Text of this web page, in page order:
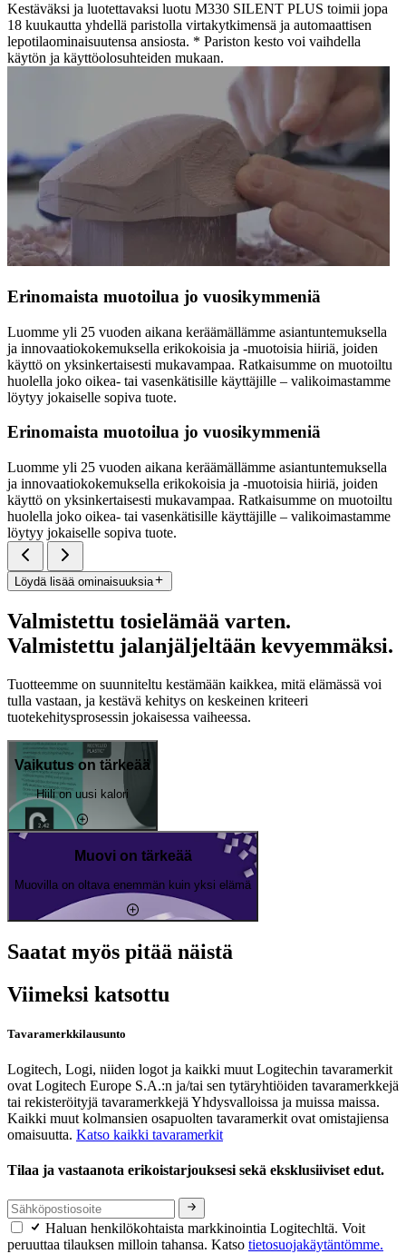
Kestäväksi ja luotettavaksi luotu M330 SILENT PLUS toimii jopa
18 kuukautta yhdellä paristolla virtakytkimensä ja automaattisen
lepotilaominaisuutensa ansiosta. * Pariston kesto voi vaihdella
käytön ja käyttöolosuhteiden mukaan.
Erinomaista muotoilua jo vuosikymmeniä
Luomme yli 25 vuoden aikana keräämällämme asiantuntemuksella
ja innovaatiokokemuksella erikokoisia ja -muotoisia hiiriä, joiden
käyttö on yksinkertaisesti mukavampaa. Ratkaisumme on muotoiltu
huolella joko oikea- tai vasenkätisille käyttäjille – valikoimastamme
löytyy jokaiselle sopiva tuote.
Erinomaista muotoilua jo vuosikymmeniä
Luomme yli 25 vuoden aikana keräämällämme asiantuntemuksella
ja innovaatiokokemuksella erikokoisia ja -muotoisia hiiriä, joiden
käyttö on yksinkertaisesti mukavampaa. Ratkaisumme on muotoiltu
huolella joko oikea- tai vasenkätisille käyttäjille – valikoimastamme
löytyy jokaiselle sopiva tuote.
Löydä lisää ominaisuuksia
Valmistettu tosielämää varten.
Valmistettu jalanjäljeltään kevyemmäksi.
Tuotteemme on suunniteltu kestämään kaikkea, mitä elämässä voi
tulla vastaan, ja kestävä kehitys on keskeinen kriteeri
tuotekehitysprosessin jokaisessa vaiheessa.
Vaikutus on tärkeää
Hiili on uusi kalori
Muovi on tärkeää
Muovilla on oltava enemmän kuin yksi elämä
Saatat myös pitää näistä
Viimeksi katsottu
Tavaramerkkilausunto
Logitech, Logi, niiden logot ja kaikki muut Logitechin tavaramerkit
ovat Logitech Europe S.A.:n ja/tai sen tytäryhtiöiden tavaramerkkejä
tai rekisteröityjä tavaramerkkejä Yhdysvalloissa ja muissa maissa.
Kaikki muut kolmansien osapuolten tavaramerkit ovat omistajiensa
omaisuutta. Katso kaikki tavaramerkit
Tilaa ja vastaanota erikoistarjouksesi sekä eksklusiiviset edut.
Haluan henkilökohtaista markkinointia Logitechltä. Voit
peruuttaa tilauksen milloin tahansa. Katso tietosuojakäytäntömme.